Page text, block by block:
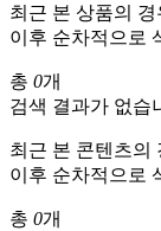
최근 본 상품의
이후 순차적으로
총 0개
검색 결과가 없습
최근 본 콘텐츠의
이후 순차적으로
총 0개